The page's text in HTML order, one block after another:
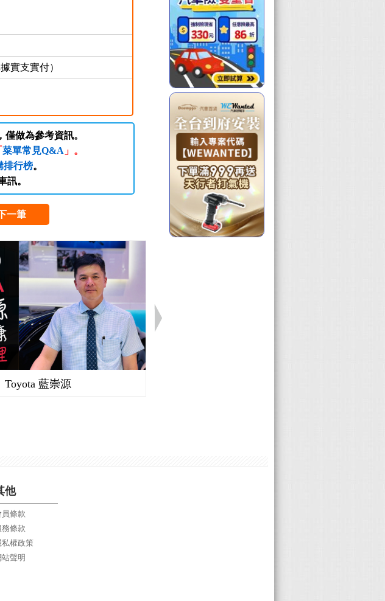
實支實付）
做為參考資訊。
菜單常見Q&A 」。
排行榜。
訊。
一筆
Toyota 藍崇源
他
員條款
務條款
私權政策
站聲明